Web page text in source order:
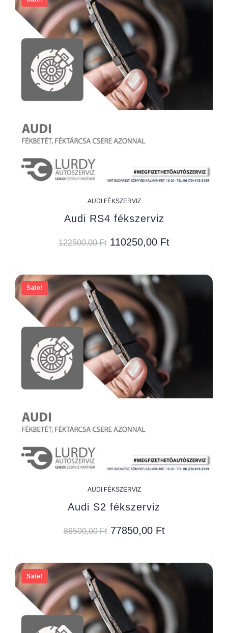
AUDI FÉKSZERVIZ
Audi RS4 fékszerviz
122500,00Ft 110250,00 Ft
Sale!
AUDI FÉKSZERVIZ
Audi S2 fékszerviz
86500,00Ft 77850,00 Ft
Sale!